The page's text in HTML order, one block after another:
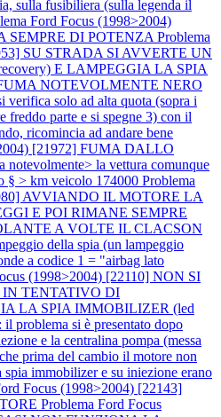
sulla fusibiliera (sulla legenda il
Ford Focus (1998>2004)
SEMPRE DI POTENZA Problema
SU STRADA SI AVVERTE UN
E LAMPEGGIA LA SPIA
NOTEVOLMENTE NERO
verifica solo ad alta quota (sopra i
freddo parte e si spegne 3) con il
ricomincia ad andare bene
[21972] FUMA DALLO
la vettura comunque
§ > km veicolo 174000 Problema
AVVIANDO IL MOTORE LA
E POI RIMANE SEMPRE
A VOLTE IL CLACSON
della spia (un lampeggio
a codice 1 = "airbag lato
(1998>2004) [22110] NON SI
TENTATIVO DI
LA SPIA IMMOBILIZER (led
problema si è presentato dopo
e la centralina pompa (messa
prima del cambio il motore non
immobilizer e su iniezione erano
Focus (1998>2004) [22143]
Problema Ford Focus